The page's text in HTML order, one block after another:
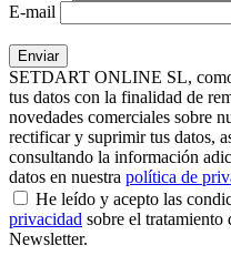
E-mail
SETDART ONLINE SL, como
tus datos con la finalidad de
novedades comerciales sobre
rectificar y suprimir tus datos,
consultando la información
datos en nuestra política de
He leído y acepto las
privacidad sobre el tratamiento
Newsletter.